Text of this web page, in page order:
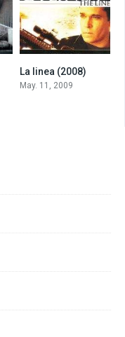
La linea (2008)
May. 11, 2009